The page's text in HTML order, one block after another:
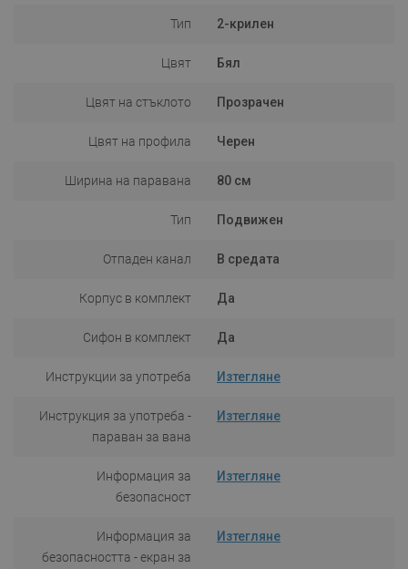
Тип 2-крилен
Цвят Бял
Цвят на стъклото Прозрачен
Цвят на профила Черен
Ширина на паравана 80 см
Тип Подвижен
Отпаден канал В средата
Корпус в комплект Да
Сифон в комплект Да
Инструкции за употреба Изтегляне
Инструкция за употреба -
параван за вана
Изтегляне
Информация за
безопасност
Изтегляне
Информация за
безопасността - екран за
Изтегляне